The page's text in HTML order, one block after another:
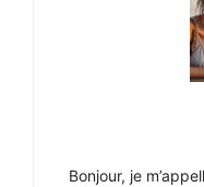
Bonjour, je